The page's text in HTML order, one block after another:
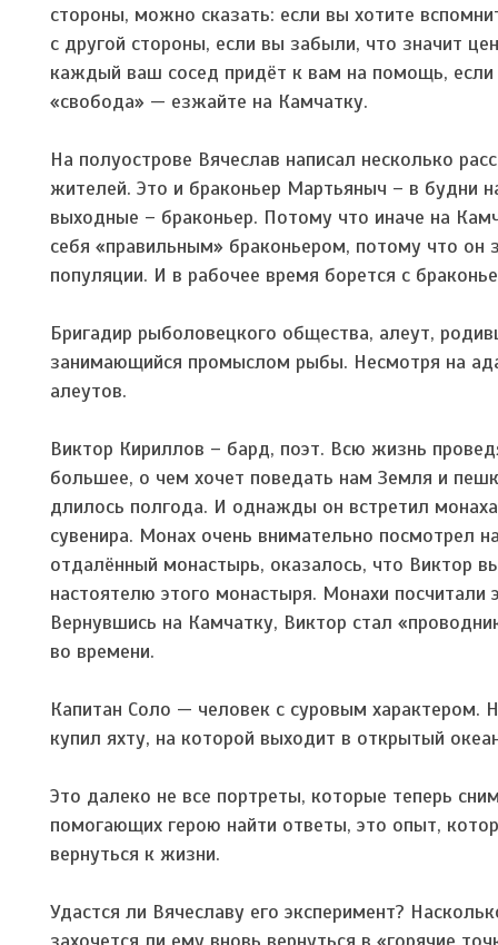
стороны, можно сказать: если вы хотите
с другой стороны, если вы забыли, что значит
каждый ваш сосед придёт к вам на помощь, если
«свобода» — езжайте на Камчатку.
На полуострове Вячеслав написал несколько
жителей. Это и браконьер Мартьяныч – в будни
выходные – браконьер. Потому что иначе на
себя «правильным» браконьером, потому что он
популяции. И в рабочее время борется с
Бригадир рыболовецкого общества, алеут,
занимающийся промыслом рыбы. Несмотря на
алеутов.
Виктор Кириллов – бард, поэт. Всю жизнь
большее, о чем хочет поведать нам Земля и
длилось полгода. И однажды он встретил
сувенира. Монах очень внимательно посмотрел
отдалённый монастырь, оказалось, что Виктор
настоятелю этого монастыря. Монахи посчитали
Вернувшись на Камчатку, Виктор стал
во времени.
Капитан Соло — человек с суровым характером.
купил яхту, на которой выходит в открытый
Это далеко не все портреты, которые теперь
помогающих герою найти ответы, это опыт,
вернуться к жизни.
Удастся ли Вячеславу его эксперимент?
захочется ли ему вновь вернуться в «горячие